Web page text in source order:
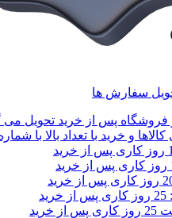
سفارش ها
فروشگاه پس از خرید تحویل
با تعداد بالا با شماره 02166716559 تماس